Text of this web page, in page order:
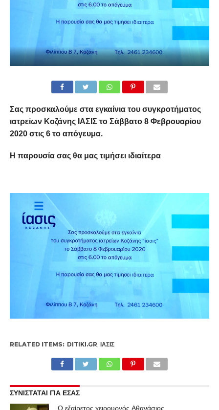
Σας προσκαλούμε στα εγκαίνια του συγκροτήματος
ιατρείων Κοζάνης ΙΑΣΙΣ το Σάββατο 8 Φεβρουαρίου
2020 στις 6 το απόγευμα.
Η παρουσία σας θα μας τιμήσει ιδιαίτερα
RELATED ITEMS: DITIKI.GR ΙΑΣΙΣ
ΣΥΝΙΣΤΑΤΑΙ ΓΙΑ ΕΣΑΣ
Ο εξαίρετος χειρουργός Αθανάσιος